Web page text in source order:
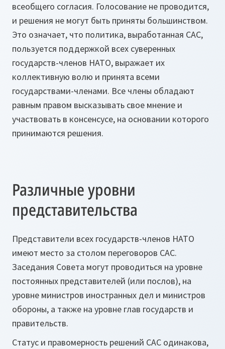
всеобщего согласия. Голосование не проводится,
и решения не могут быть приняты большинством.
Это означает, что политика, выработанная САС,
пользуется поддержкой всех суверенных
государств-членов НАТО, выражает их
коллективную волю и принята всеми
государствами-членами. Все члены обладают
равным правом высказывать свое мнение и
участвовать в консенсусе, на основании которого
принимаются решения.
Различные уровни
представительства
Представители всех государств-членов НАТО
имеют место за столом переговоров САС.
Заседания Совета могут проводиться на уровне
постоянных представителей (или послов), на
уровне министров иностранных дел и министров
обороны, а также на уровне глав государств и
правительств.
Статус и правомерность решений САС одинакова,